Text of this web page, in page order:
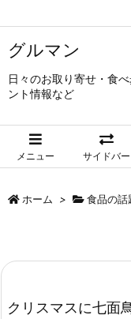
グルマン
日々のお取り寄せ・食
ント情報など
メニュー サイドバー
ホーム > 食品の話
クリスマスに七面